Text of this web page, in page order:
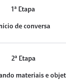
1ª Etapa
de conversa
2ª Etapa
materiais e